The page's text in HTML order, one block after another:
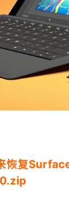
恢复